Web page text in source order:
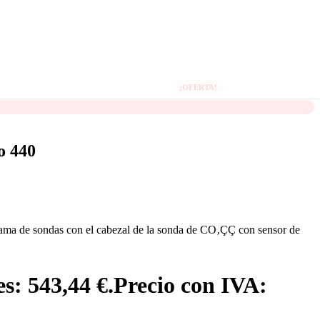
Yaskawa
¡OFERTA!
440
de sondas con el cabezal de la sonda de CO‚ÇÇ con sensor de
543,44 €.Precio con IVA: